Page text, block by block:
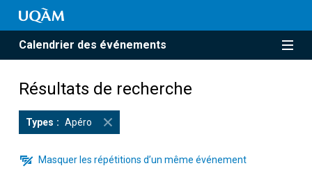
Calendrier des événements
Résultats de recherche
Types Apéro
Masquer les répétitions d’un même événement